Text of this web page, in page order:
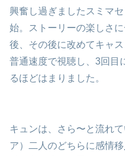
興奮し過ぎましたスミマセ
始。ストーリーの楽しさ
後、その後に改めてキャ
普通速度で視聴し、3回目
るほどはまりました。
キュンは、さら〜と流れ
ア）二人のどちらに感情